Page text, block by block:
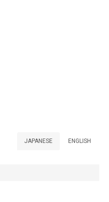
ENGLISH
JAPANESE